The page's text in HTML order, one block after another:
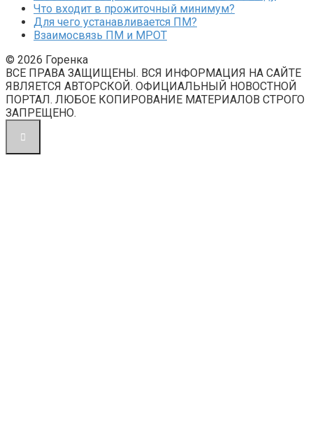
Что входит в прожиточный минимум?
Для чего устанавливается ПМ?
Взаимосвязь ПМ и МРОТ
© 2026 Горенка
ВСЕ ПРАВА ЗАЩИЩЕНЫ. ВСЯ ИНФОРМАЦИЯ НА САЙТЕ
ЯВЛЯЕТСЯ АВТОРСКОЙ. ОФИЦИАЛЬНЫЙ НОВОСТНОЙ
ПОРТАЛ. ЛЮБОЕ КОПИРОВАНИЕ МАТЕРИАЛОВ СТРОГО
ЗАПРЕЩЕНО.